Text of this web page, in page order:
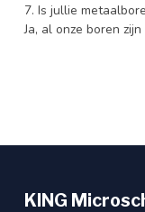
7. Is jullie
Ja, al onze boren
KING